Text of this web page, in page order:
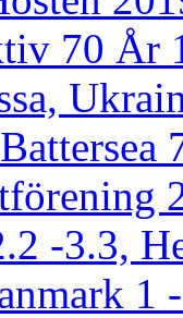
70 År
-3.3,
1